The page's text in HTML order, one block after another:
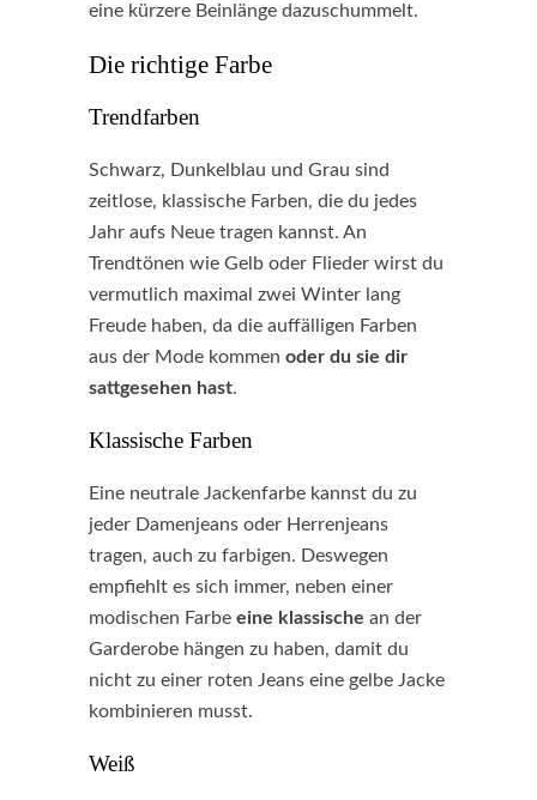
eine kürzere Beinlänge dazuschummelt.
Die richtige Farbe
Trendfarben
Schwarz, Dunkelblau und Grau sind
zeitlose, klassische Farben, die du jedes
Jahr aufs Neue tragen kannst. An
Trendtönen wie Gelb oder Flieder wirst du
vermutlich maximal zwei Winter lang
Freude haben, da die auffälligen Farben
aus der Mode kommen oder du sie dir
sattgesehen hast.
Klassische Farben
Eine neutrale Jackenfarbe kannst du zu
jeder Damenjeans oder Herrenjeans
tragen, auch zu farbigen. Deswegen
empfiehlt es sich immer, neben einer
modischen Farbe eine klassische an der
Garderobe hängen zu haben, damit du
nicht zu einer roten Jeans eine gelbe Jacke
kombinieren musst.
Weiß